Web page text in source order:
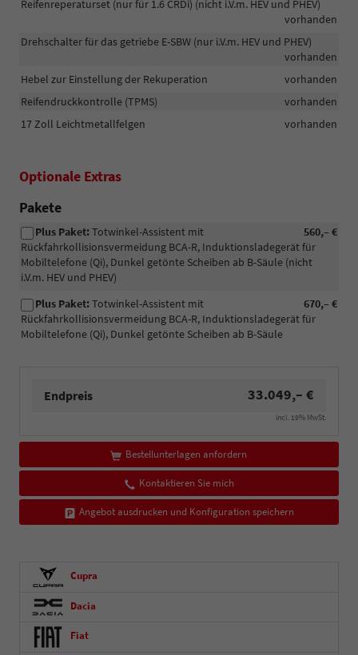
Reifenreperaturset (nur für 1.6 CRDi) (nicht i.V.m. HEV und PHEV)
vorhanden
Drehschalter für das getriebe E-SBW (nur i.V.m. HEV und PHEV)
vorhanden
Hebel zur Einstellung der Rekuperation
vorhanden
Reifendruckkontrolle (TPMS)
vorhanden
17 Zoll Leichtmetallfelgen
vorhanden
Optionale Extras
Pakete
560,– €
Plus Paket:Totwinkel-Assistent mit
Rückfahrkollisionsvermeidung BCA-R, Induktionsladegerät für
Mobiltelefone (Qi), Dunkel getönte Scheiben ab B-Säule (nicht
i.V.m. HEV und PHEV)
670,– €
Plus Paket:Totwinkel-Assistent mit
Rückfahrkollisionsvermeidung BCA-R, Induktionsladegerät für
Mobiltelefone (Qi), Dunkel getönte Scheiben ab B-Säule
Endpreis 33.049,– €
incl. 19% MwSt.
Bestellunterlagen anfordern
Kontaktieren Sie mich
Angebot ausdrucken und Konfiguration speichern
Cupra
Dacia
Fiat